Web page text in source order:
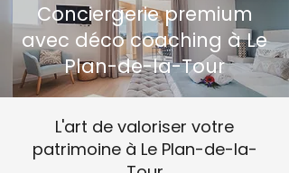
Conciergerie premium
avec déco coaching à Le
Plan-de-la-Tour
L'art de valoriser votre
patrimoine à Le Plan-de-la-